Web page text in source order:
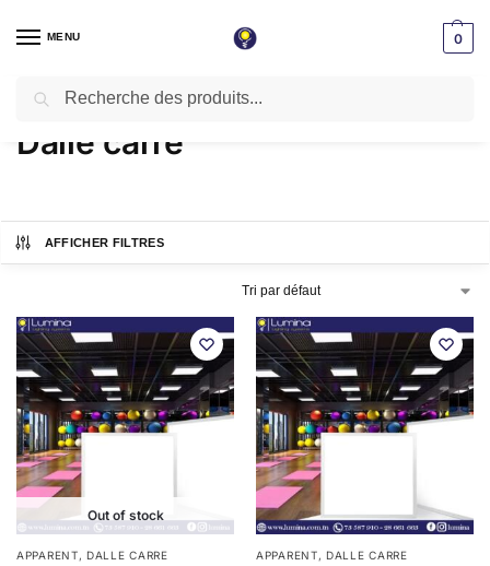
MENU 0
Accueil / Dalle carre
Dalle carre
AFFICHER FILTRES
Out of stock
APPARENT,DALLE CARRE APPARENT,DALLE CARRE